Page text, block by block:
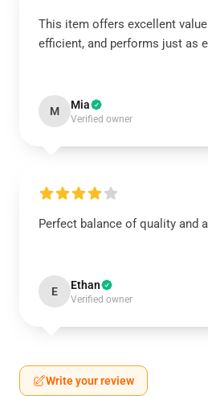
This item offers excellent
efficient, and performs just as
M Mia
Verified owner
Perfect balance of quality and
E Ethan
Verified owner
Write your review